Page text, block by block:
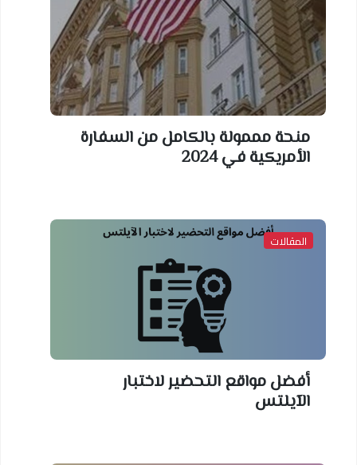
منحة مممولة بالكامل من السفارة
الأمريكية في 2024
المقالات
أفضل مواقع التحضير لاختبار
الآيلتس